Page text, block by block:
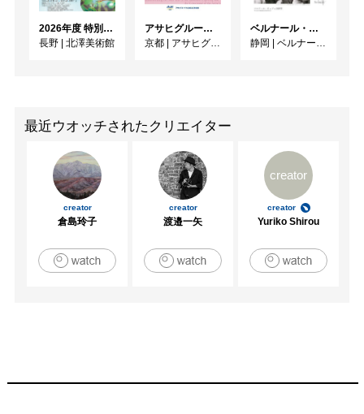
2026年度 特別展「ガレとドーム、アール･ヌーヴォーのガラス 水辺のやすらぎ、海の神秘」
長野 | 北澤美術館
アサヒグループ大山崎山荘美術館 開館30周年記念展「没後100年 クロード・モネ」
京都 | アサヒグループ大山崎山荘美術館
ベルナール・ビュフェと写真 ーカメラがとらえたビュフェとその時代、そして21 世紀へ
静岡 | ベルナール・ビュフェ美術館
最近ウオッチされたクリエイター
creator
倉島玲子
creator
渡邉一矢
creator
creator
Yuriko Shirou